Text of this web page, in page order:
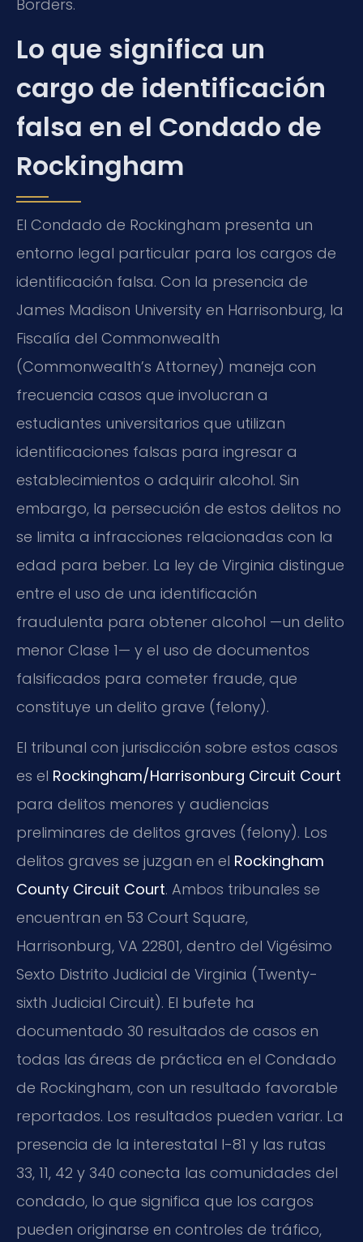
Borders.
Lo que significa un
cargo de identificación
falsa en el Condado de
Rockingham
El Condado de Rockingham presenta un
entorno legal particular para los cargos de
identificación falsa. Con la presencia de
James Madison University en Harrisonburg, la
Fiscalía del Commonwealth
(Commonwealth’s Attorney) maneja con
frecuencia casos que involucran a
estudiantes universitarios que utilizan
identificaciones falsas para ingresar a
establecimientos o adquirir alcohol. Sin
embargo, la persecución de estos delitos no
se limita a infracciones relacionadas con la
edad para beber. La ley de Virginia distingue
entre el uso de una identificación
fraudulenta para obtener alcohol —un delito
menor Clase 1— y el uso de documentos
falsificados para cometer fraude, que
constituye un delito grave (felony).
El tribunal con jurisdicción sobre estos casos
es el Rockingham/Harrisonburg Circuit Court
para delitos menores y audiencias
preliminares de delitos graves (felony). Los
delitos graves se juzgan en el Rockingham
County Circuit Court. Ambos tribunales se
encuentran en 53 Court Square,
Harrisonburg, VA 22801, dentro del Vigésimo
Sexto Distrito Judicial de Virginia (Twenty-
sixth Judicial Circuit). El bufete ha
documentado 30 resultados de casos en
todas las áreas de práctica en el Condado
de Rockingham, con un resultado favorable
reportados. Los resultados pueden variar. La
presencia de la interestatal I-81 y las rutas
33, 11, 42 y 340 conecta las comunidades del
condado, lo que significa que los cargos
pueden originarse en controles de tráfico,